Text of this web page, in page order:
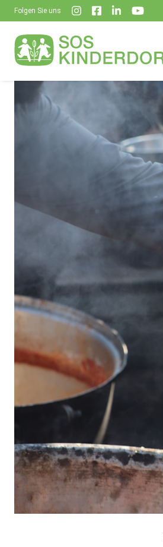
Folgen Sie uns